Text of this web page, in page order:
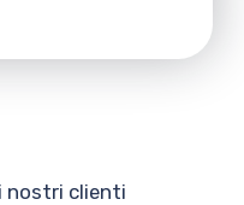
nostri clienti